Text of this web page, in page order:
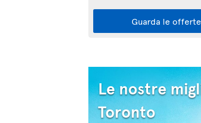
Guarda le offerte
Le nostre
Toronto